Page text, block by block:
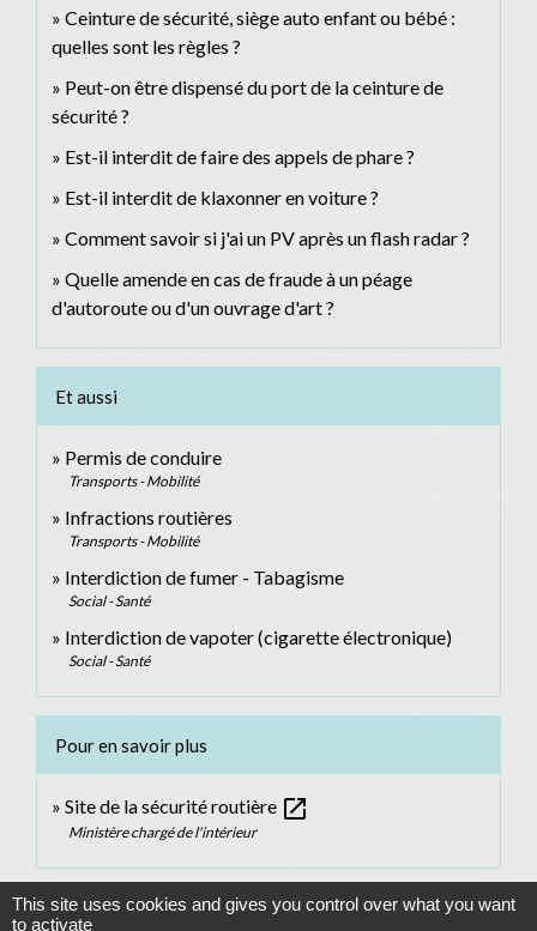
Ceinture de sécurité, siège auto enfant ou bébé :
quelles sont les règles ?
Peut-on être dispensé du port de la ceinture de
sécurité ?
Est-il interdit de faire des appels de phare ?
Est-il interdit de klaxonner en voiture ?
Comment savoir si j'ai un PV après un flash radar ?
Quelle amende en cas de fraude à un péage
d'autoroute ou d'un ouvrage d'art ?
Et aussi
Permis de conduire
Transports - Mobilité
Infractions routières
Transports - Mobilité
Interdiction de fumer - Tabagisme
Social - Santé
Interdiction de vapoter (cigarette électronique)
Social - Santé
Pour en savoir plus
Site de la sécurité routière open_in_new
Ministère chargé de l'intérieur
Signaler une erreur sur cette page
This site uses cookies and gives you control over what you want
to activate